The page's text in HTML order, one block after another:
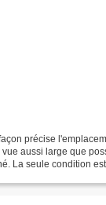
précise
aussi large que
La seule condition